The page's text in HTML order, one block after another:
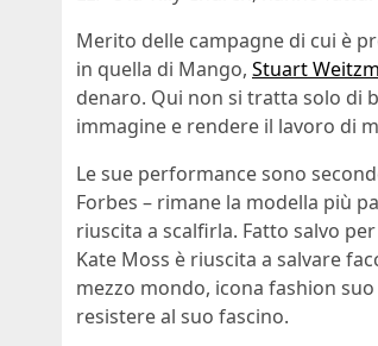
Merito delle campagne di cui è
in quella di Mango, Stuart
denaro. Qui non si tratta solo di
immagine e rendere il lavoro di
Le sue performance sono
Forbes – rimane la modella più
riuscita a scalfirla. Fatto salvo
Kate Moss è riuscita a salvare
mezzo mondo, icona fashion
resistere al suo fascino.